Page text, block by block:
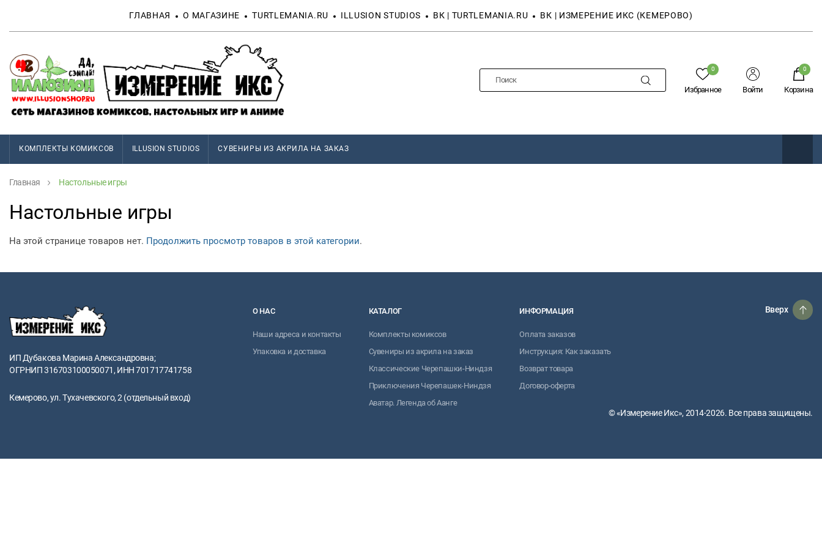
ГЛАВНАЯ О МАГАЗИНЕ TURTLEMANIA.RU ILLUSION STUDIOS ВК | TURTLEMANIA.RU ВК | ИЗМЕРЕНИЕ ИКС (КЕМЕРОВО)
Избранное
0
Войти Корзина
0
КОМПЛЕКТЫ КОМИКСОВ ILLUSION STUDIOS СУВЕНИРЫ ИЗ АКРИЛА НА ЗАКАЗ
Главная Настольные игры
Настольные игры
На этой странице товаров нет. Продолжить просмотр товаров в этой категории.
ИП Дубакова Марина Александровна;
ОГРНИП 316703100050071, ИНН 701717741758
Кемерово, ул. Тухачевского, 2 (отдельный вход)
О НАС
Наши адреса и контакты
Упаковка и доставка
КАТАЛОГ
Комплекты комиксов
Сувениры из акрила на заказ
Классические Черепашки-Ниндзя
Приключения Черепашек-Ниндзя
Аватар. Легенда об Аанге
ИНФОРМАЦИЯ
Оплата заказов
Инструкция: Как заказать
Возврат товара
Договор-оферта
Вверх
© «Измерение Икс», 2014-2026. Все права защищены.